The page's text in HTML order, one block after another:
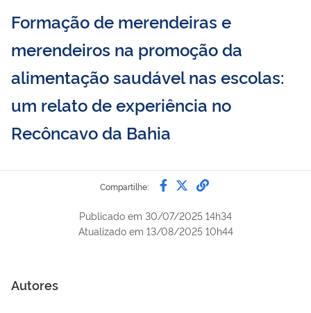
Formação de merendeiras e
merendeiros na promoção da
alimentação saudável nas escolas:
um relato de experiência no
Recôncavo da Bahia
Compartilhe: Compartilhe por
Compartilhe por
link para Copiar
Publicado em 30/07/2025 14h34
Atualizado em 13/08/2025 10h44
Autores